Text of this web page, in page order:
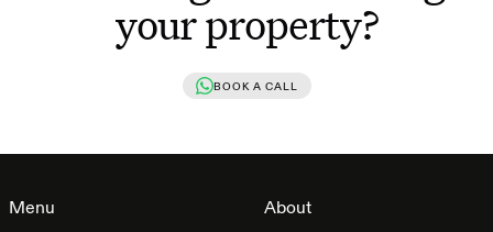
your property?
BOOK A CALL
Menu About